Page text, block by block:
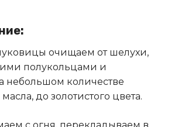
очищаем от шелухи,
полукольцами и
небольшом количестве
до золотистого цвета.